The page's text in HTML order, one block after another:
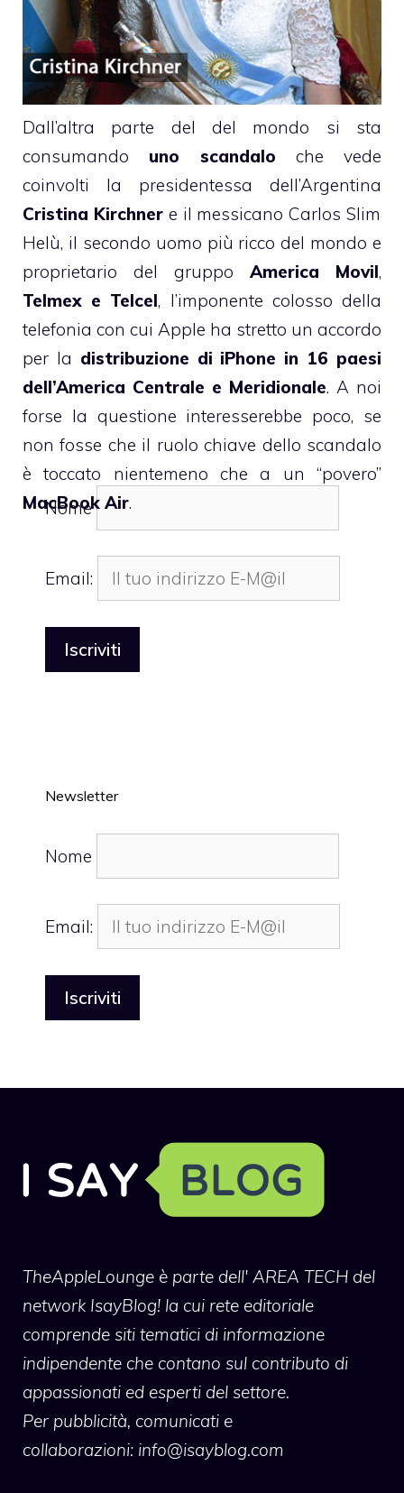
Dall’altra parte del del mondo si sta
consumando uno scandalo che vede
coinvolti la presidentessa dell’Argentina
Cristina Kirchnere il messicanoCarlos Slim
Helù, il secondo uomo più ricco del mondo e
proprietario del gruppo America Movil,
Telmex e Telcel, l’imponente colosso della
telefonia con cui Apple ha stretto un accordo
per la distribuzione di iPhone in 16 paesi
dell’America Centrale e Meridionale. A noi
forse la questione interesserebbe poco, se
non fosse che il ruolo chiave dello scandalo
è toccato nientemeno che a un “povero”
MacBook Air.
Nome
Email:
Newsletter
Nome
Email:
TheAppleLounge è parte dell' AREA TECH del
network IsayBlog! la cui rete editoriale
comprende siti tematici di informazione
indipendente che contano sul contributo di
appassionati ed esperti del settore.
Per pubblicità, comunicati e
collaborazioni: info@isayblog.com